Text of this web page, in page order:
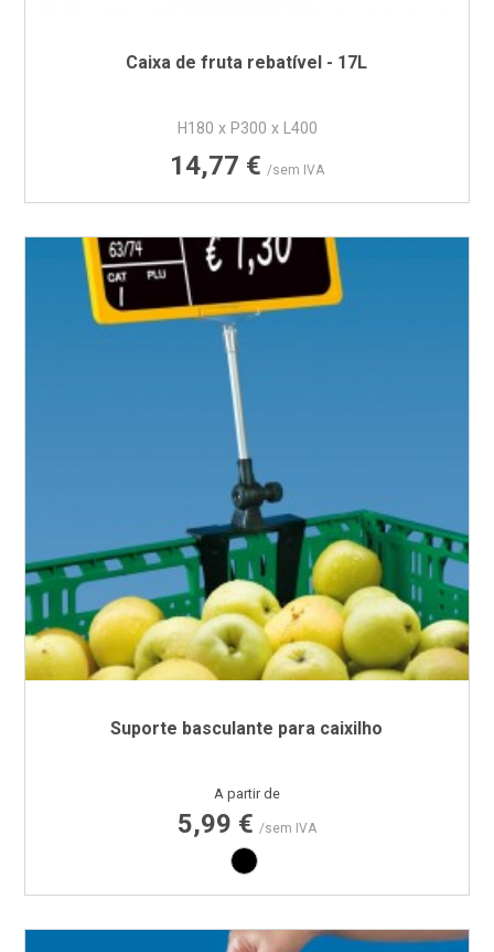
Caixa de fruta rebatível - 17L
H180 x P300 x L400
Preço
14,77 € /sem IVA
Suporte basculante para caixilho
Preço
A partir de
5,99 € /sem IVA
Preto